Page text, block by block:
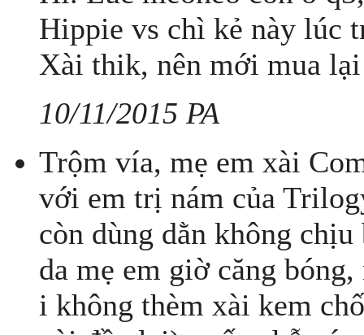
Hippie vs chì kẻ này lúc
Xài thik, nên mới mua
10/11/2015 PA
Trộm vía, mẹ em xài
với em trị nám của
còn dùng dằn không
da mẹ em giờ căng
i không thèm xài kem